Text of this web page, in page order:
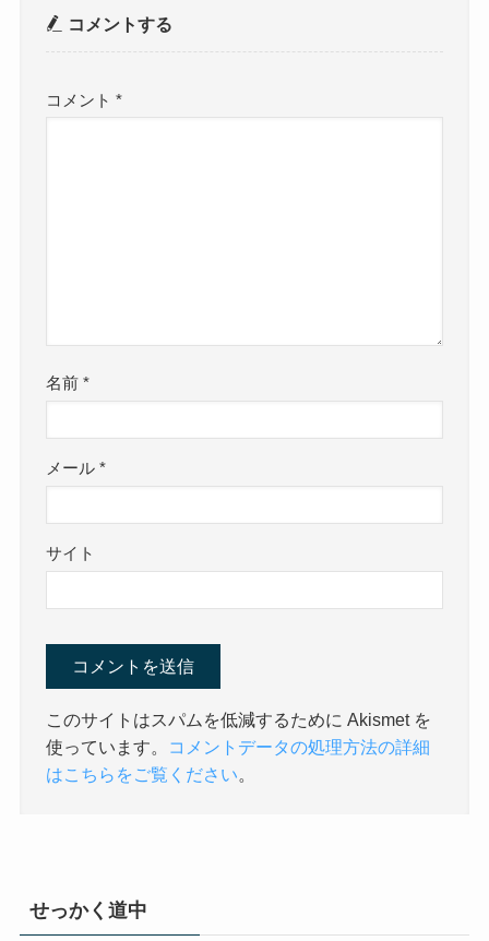
コメントする
コメント*
名前*
メール*
サイト
このサイトはスパムを低減するために Akismet を
使っています。
コメントデータの処理方法の詳細
はこちらをご覧ください。
せっかく道中